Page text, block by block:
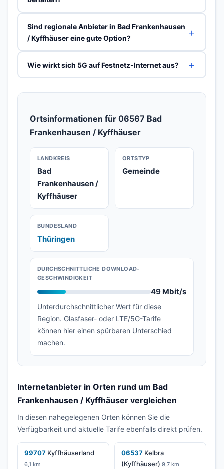
Sind regionale Anbieter in Bad Frankenhausen
/ Kyffhäuser eine gute Option?
Wie wirkt sich 5G auf Festnetz-Internet aus?
Ortsinformationen für 06567 Bad
Frankenhausen / Kyffhäuser
LANDKREIS
Bad
Frankenhausen /
Kyffhäuser
ORTSTYP
Gemeinde
BUNDESLAND
Thüringen
DURCHSCHNITTLICHE DOWNLOAD-
GESCHWINDIGKEIT
49 Mbit/s
Unterdurchschnittlicher Wert für diese
Region. Glasfaser- oder LTE/5G-Tarife
können hier einen spürbaren Unterschied
machen.
Internetanbieter in Orten rund um Bad
Frankenhausen / Kyffhäuser vergleichen
In diesen nahegelegenen Orten können Sie die
Verfügbarkeit und aktuelle Tarife ebenfalls direkt prüfen.
99707 Kyffhäuserland
6,1 km
06537 Kelbra
(Kyffhäuser) 9,7 km